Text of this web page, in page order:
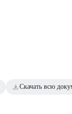
Скачать всю